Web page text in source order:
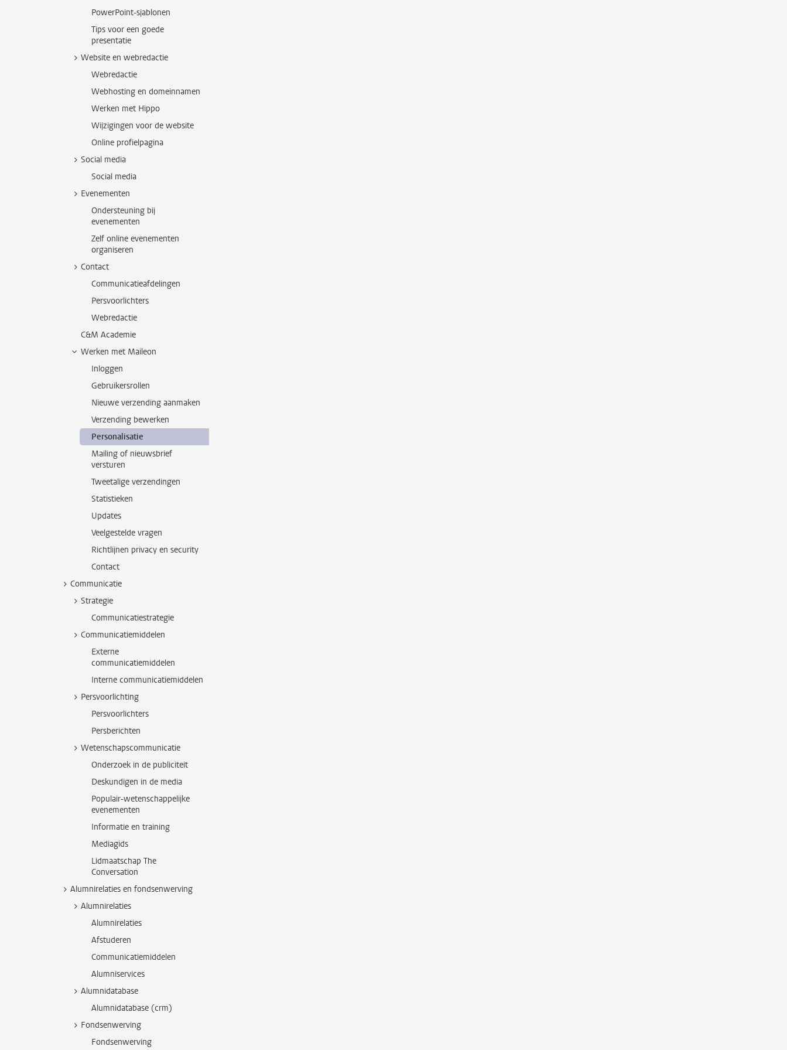
PowerPoint-sjablonen
Tips voor een goede
presentatie
Website en webredactie
Webredactie
Webhosting en domeinnamen
Werken met Hippo
Wijzigingen voor de website
Online profielpagina
Social media
Social media
Evenementen
Ondersteuning bij
evenementen
Zelf online evenementen
organiseren
Contact
Communicatieafdelingen
Persvoorlichters
Webredactie
C&M Academie
Werken met Maileon
Inloggen
Gebruikersrollen
Nieuwe verzending aanmaken
Verzending bewerken
Personalisatie
Mailing of nieuwsbrief
versturen
Tweetalige verzendingen
Statistieken
Updates
Veelgestelde vragen
Richtlijnen privacy en security
Contact
Communicatie
Strategie
Communicatiestrategie
Communicatiemiddelen
Externe
communicatiemiddelen
Interne communicatiemiddelen
Persvoorlichting
Persvoorlichters
Persberichten
Wetenschapscommunicatie
Onderzoek in de publiciteit
Deskundigen in de media
Populair-wetenschappelijke
evenementen
Informatie en training
Mediagids
Lidmaatschap The
Conversation
Alumnirelaties en fondsenwerving
Alumnirelaties
Alumnirelaties
Afstuderen
Communicatiemiddelen
Alumniservices
Alumnidatabase
Alumnidatabase (crm)
Fondsenwerving
Fondsenwerving